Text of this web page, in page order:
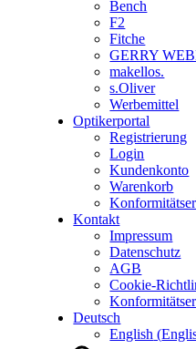
Bench
F2
Fitche
GERRY
makellos.
s.Oliver
Werbemittel
Optikerportal
Registrierung
Login
Kundenkonto
Warenkorb
Kontakt
Impressum
Datenschutz
AGB
Cookie-
Deutsch
English (